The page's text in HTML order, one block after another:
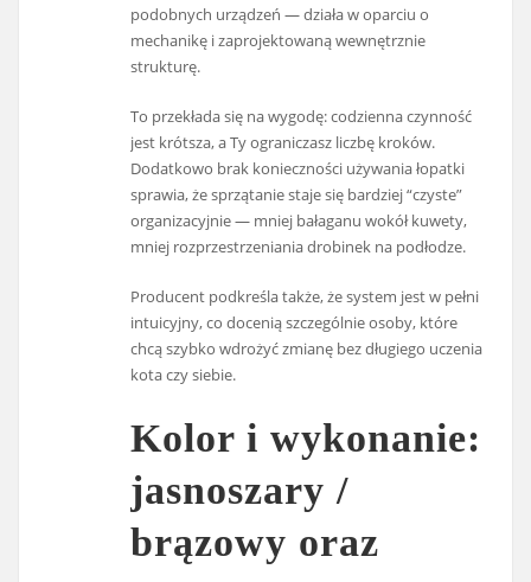
podobnych urządzeń — działa w oparciu o
mechanikę i zaprojektowaną wewnętrznie
strukturę.
To przekłada się na wygodę: codzienna czynność
jest krótsza, a Ty ograniczasz liczbę kroków.
Dodatkowo brak konieczności używania łopatki
sprawia, że sprzątanie staje się bardziej “czyste”
organizacyjnie — mniej bałaganu wokół kuwety,
mniej rozprzestrzeniania drobinek na podłodze.
Producent podkreśla także, że system jest w pełni
intuicyjny, co docenią szczególnie osoby, które
chcą szybko wdrożyć zmianę bez długiego uczenia
kota czy siebie.
Kolor i wykonanie:
jasnoszary /
brązowy oraz